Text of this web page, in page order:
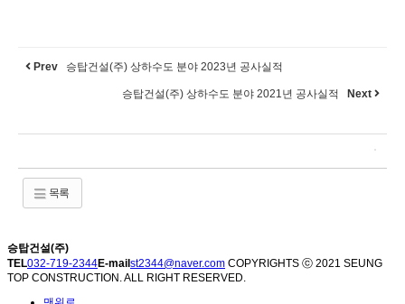
Prev 승탑건설(주) 상하수도 분야 2023년 공사실적
승탑건설(주) 상하수도 분야 2021년 공사실적 Next
목록
승탑건설(주)
TEL032-719-2344E-mail st2344@naver.com COPYRIGHTS ⓒ 2021 SEUNG
TOP CONSTRUCTION. ALL RIGHT RESERVED.